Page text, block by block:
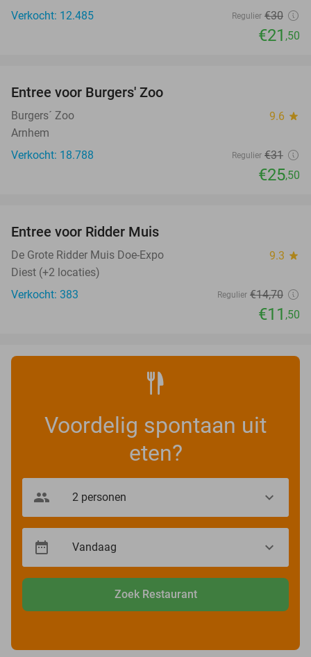
Verkocht: 12.485
Regulier €30
€21 ,50
Entree voor Burgers' Zoo
Burgers´ Zoo 9.6 star
Arnhem
Verkocht: 18.788
Regulier €31
€25,50
TODAY
Entree voor Ridder Muis
De Grote Ridder Muis Doe-Expo 9.3 star
Diest (+2 locaties)
Verkocht: 383
Regulier €14,70
€11 ,50
Voordelig spontaan uit
eten?
Zoek Restaurant